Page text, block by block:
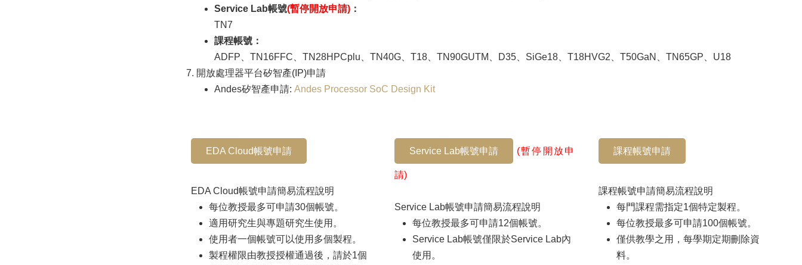
Service Lab帳號(暫停開放申請) ：
TN7
課程帳號：
ADFP、TN16FFC、TN28HPCplu、TN40G、T18、TN90GUTM、D35、SiGe18、T18HVG2、T50GaN、TN65GP、U18
開放處理器平台矽智產(IP)申請
Andes矽智產申請: Andes Processor SoC Design Kit
EDA Cloud帳號申請
EDA Cloud帳號申請簡易流程說明
每位教授最多可申請30個帳號。
適用研究生與專題研究生使用。
使用者一個帳號可以使用多個製程。
製程權限由教授授權通過後，請於1個
Service Lab帳號申請 (暫停開放申
請)
Service Lab帳號申請簡易流程說明
每位教授最多可申請12個帳號。
Service Lab帳號僅限於Service Lab內
使用。
課程帳號申請
課程帳號申請簡易流程說明
每門課程需指定1個特定製程。
每位教授最多可申請100個帳號。
僅供教學之用，每學期定期刪除資
料。